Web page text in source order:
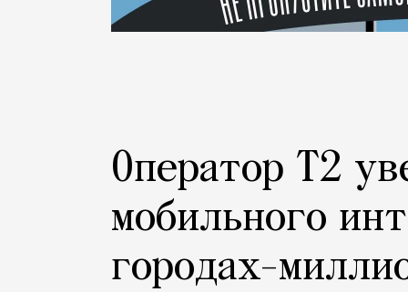
Оператор Т2
мобильного
городах-